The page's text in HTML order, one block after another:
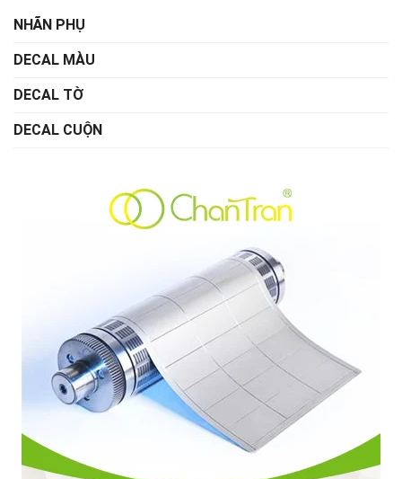
NHÃN PHỤ
DECAL MÀU
DECAL TỜ
DECAL CUỘN